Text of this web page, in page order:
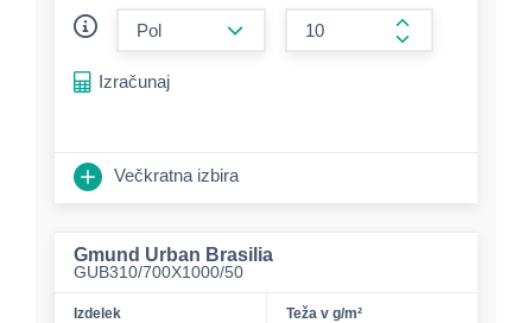
form.increase-
Izračunaj
Večkratna izbira
Gmund Urban Brasilia
GUB310/700X1000/50
Izdelek
Teža v g/m²